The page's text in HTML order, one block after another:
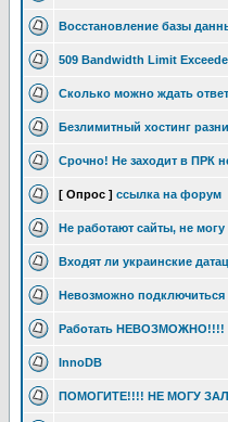
Восстановление базы
509 Bandwidth Limit
Сколько можно ждать
Безлимитный хостинг
Срочно! Не заходит в ПРК
[ Опрос ] ссылка на форум
Не работают сайты, не
Входят ли украинские
Невозможно подключиться
Работать НЕВОЗМОЖНО!!!!
InnoDB
ПОМОГИТЕ!!!! НЕ МОГУ